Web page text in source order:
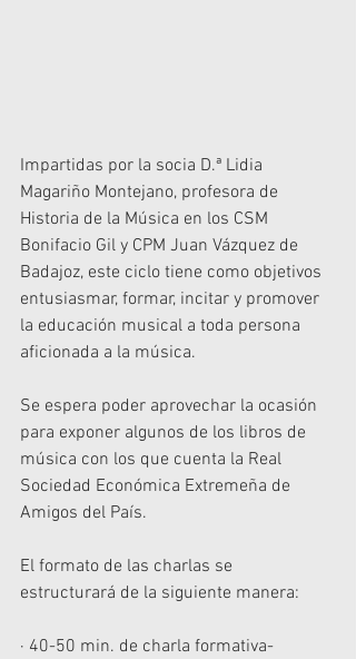
Impartidas por la socia D.ª Lidia
Magariño Montejano, profesora de
Historia de la Música en los CSM
Bonifacio Gil y CPM Juan Vázquez de
Badajoz, este ciclo tiene como objetivos
entusiasmar, formar, incitar y promover
la educación musical a toda persona
aficionada a la música.
Se espera poder aprovechar la ocasión
para exponer algunos de los libros de
música con los que cuenta la Real
Sociedad Económica Extremeña de
Amigos del País.
El formato de las charlas se
estructurará de la siguiente manera:
· 40-50 min. de charla formativa-